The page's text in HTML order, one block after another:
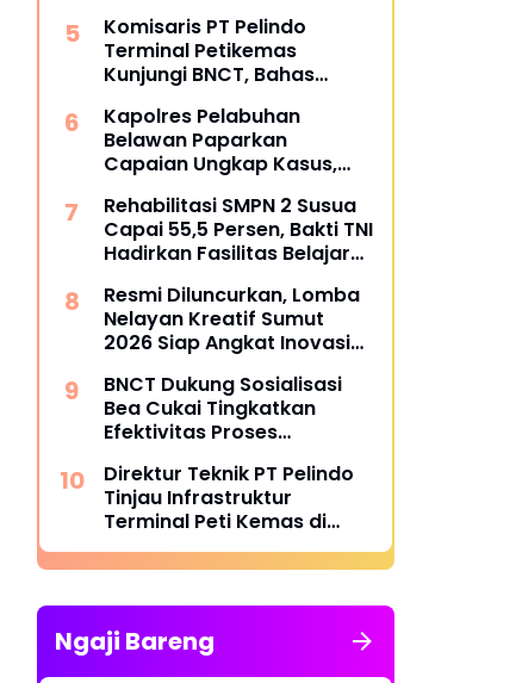
Komisaris PT Pelindo
Terminal Petikemas
Kunjungi BNCT, Bahas
Pengembangan Terminal
Kapolres Pelabuhan
Belawan Paparkan
Capaian Ungkap Kasus,
Premanisme dan Narkoba
Rehabilitasi SMPN 2 Susua
Capai 55,5 Persen, Bakti TNI
Hadirkan Fasilitas Belajar
Resmi Diluncurkan, Lomba
Nelayan Kreatif Sumut
2026 Siap Angkat Inovasi
BNCT Dukung Sosialisasi
Bea Cukai Tingkatkan
Efektivitas Proses
Container
Direktur Teknik PT Pelindo
Tinjau Infrastruktur
Terminal Peti Kemas di
Belawan
Ngaji Bareng